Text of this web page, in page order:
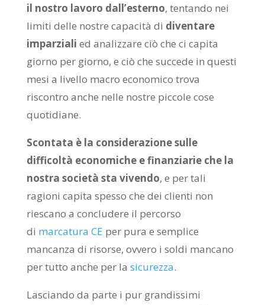
il nostro lavoro dall’esterno, tentando nei
limiti delle nostre capacità di diventare
imparziali ed analizzare ciò che ci capita
giorno per giorno, e ciò che succede in questi
mesi a livello macro economico trova
riscontro anche nelle nostre piccole cose
quotidiane.
Scontata è la considerazione sulle
difficoltà economiche e finanziarie che la
nostra società sta vivendo, e per tali
ragioni capita spesso che dei clienti non
riescano a concludere il percorso
di marcatura CE per pura e semplice
mancanza di risorse, ovvero i soldi mancano
per tutto anche per la sicurezza.
Lasciando da parte i pur grandissimi